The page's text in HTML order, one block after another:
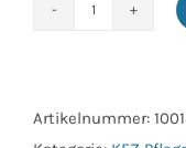
Orange
Artikelnummer: